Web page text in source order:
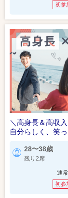
初参
＼高身長＆高収
自分らしく、笑
28〜38歳
残り2席
通
初参